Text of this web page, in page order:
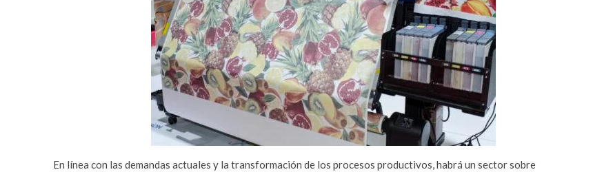
En línea con las demandas actuales y la transformación de los procesos productivos, habrá un sector sobre